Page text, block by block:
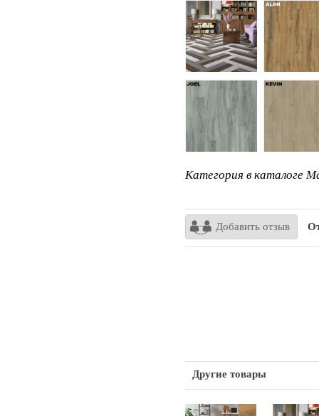
Категория в каталоге
Добавить отзыв
Другие товары